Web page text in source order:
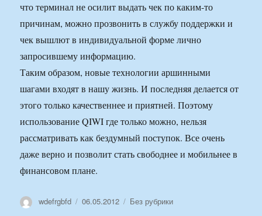
что терминал не осилит выдать чек по каким-то
причинам, можно прозвонить в службу поддержки и
чек вышлют в индивидуальной форме лично
запросившему информацию.
Таким образом, новые технологии аршинными
шагами входят в нашу жизнь. И последняя делается от
этого только качественнее и приятней. Поэтому
использование QIWI где только можно, нельзя
рассматривать как бездумный поступок. Все очень
даже верно и позволит стать свободнее и мобильнее в
финансовом плане.
Автор
wdefrgbfd Опубликовано
06.05.2012 Рубрики
Без рубрики